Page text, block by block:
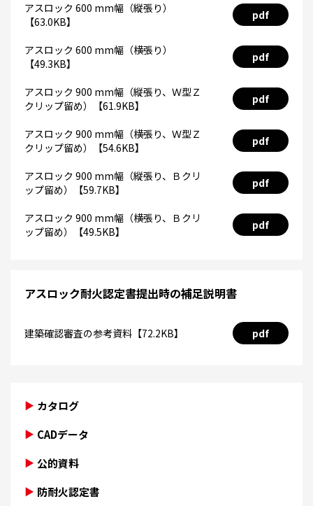
アスロック 600 mm幅（縦張り）
【63.0KB】
pdf
アスロック 600 mm幅（横張り）
【49.3KB】
pdf
アスロック 900 mm幅（縦張り、Ｗ型Ｚ
クリップ留め）【61.9KB】
pdf
アスロック 900 mm幅（横張り、Ｗ型Ｚ
クリップ留め）【54.6KB】
pdf
アスロック 900 mm幅（縦張り、Ｂクリ
ップ留め）【59.7KB】
pdf
アスロック 900 mm幅（横張り、Ｂクリ
ップ留め）【49.5KB】
pdf
アスロック耐火認定書提出時の補足説明書
建築確認審査の参考資料【72.2KB】 pdf
カタログ
CADデータ
公的資料
防耐火認定書